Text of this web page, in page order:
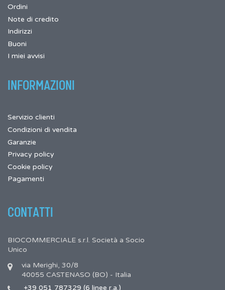
Ordini
Note di credito
Indirizzi
Buoni
I miei avvisi
INFORMAZIONI
Servizio clienti
Condizioni di vendita
Garanzie
Privacy policy
Cookie policy
Pagamenti
CONTATTI
BIOCOMMERCIALE s.r.l. Società a Socio
Unico
via Merighi, 30/8
40055 CASTENASO (BO) - Italia
+39 051 787329 (6 linee r.a.)